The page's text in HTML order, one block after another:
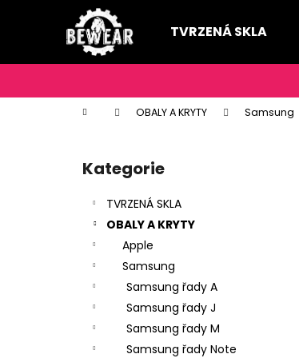
TVRZENÁ SKLA
Domů OBALY A KRYTY Samsung
Přeskočit
kategorie
Kategorie
TVRZENÁ SKLA
OBALY A KRYTY
Apple
Samsung
Samsung řady A
Samsung řady J
Samsung řady M
Samsung řady Note
í
k
Zpět
do
Zpět
do